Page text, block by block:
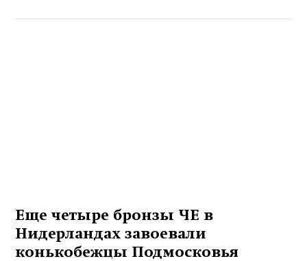
Еще четыре бронзы ЧЕ в
Нидерландах завоевали
конькобежцы Подмосковья